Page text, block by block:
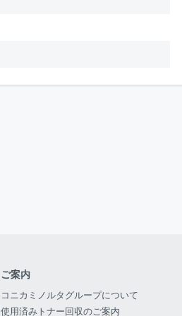
ご案内
コニカミノルタグループについて
使用済みトナー回収のご案内